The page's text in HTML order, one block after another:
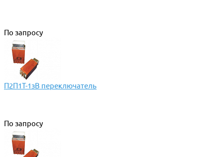
По запросу
П2П1Т-1зВ переключатель
По запросу